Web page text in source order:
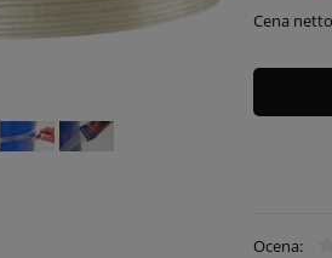
Cena
Ocena: